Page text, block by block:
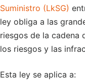
Suministro (LkSG)
ley obliga a las
riesgos de la cadena
los riesgos y las
Esta ley se aplica a: